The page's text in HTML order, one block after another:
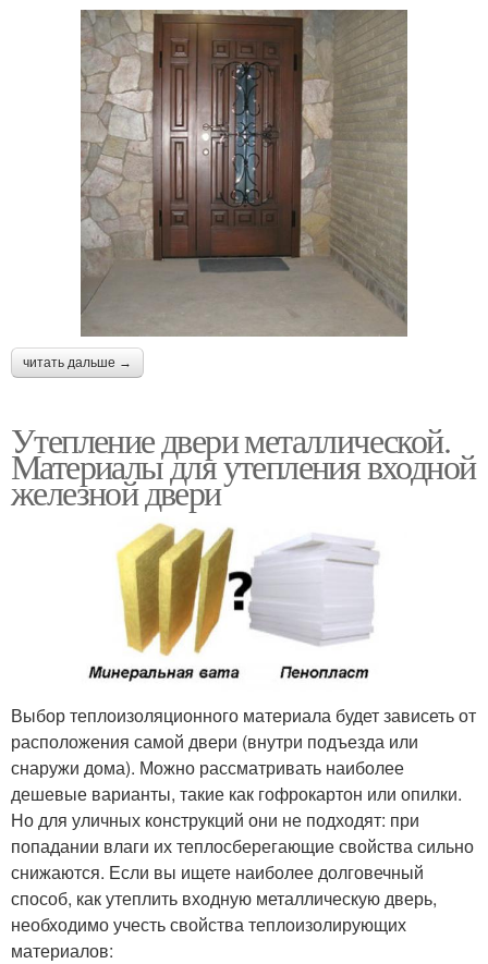
читать дальше →
Утепление двери металлической.
Материалы для утепления входной
железной двери
Выбор теплоизоляционного материала будет зависеть от
расположения самой двери (внутри подъезда или
снаружи дома). Можно рассматривать наиболее
дешевые варианты, такие как гофрокартон или опилки.
Но для уличных конструкций они не подходят: при
попадании влаги их теплосберегающие свойства сильно
снижаются. Если вы ищете наиболее долговечный
способ, как утеплить входную металлическую дверь,
необходимо учесть свойства теплоизолирующих
материалов: